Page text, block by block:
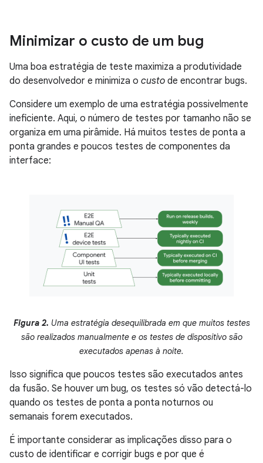
Minimizar o custo de um bug
Uma boa estratégia de teste maximiza a produtividade
do desenvolvedor e minimiza o custo de encontrar bugs.
Considere um exemplo de uma estratégia possivelmente
ineficiente. Aqui, o número de testes por tamanho não se
organiza em uma pirâmide. Há muitos testes de ponta a
ponta grandes e poucos testes de componentes da
interface:
Figura 2. Uma estratégia desequilibrada em que muitos testes
são realizados manualmente e os testes de dispositivo são
executados apenas à noite.
Isso significa que poucos testes são executados antes
da fusão. Se houver um bug, os testes só vão detectá-lo
quando os testes de ponta a ponta noturnos ou
semanais forem executados.
É importante considerar as implicações disso para o
custo de identificar e corrigir bugs e por que é